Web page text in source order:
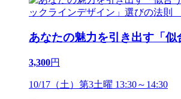
あなたの魅力を引き出す「似
3,300円
10/17（土）第3土曜 13:30～14:30